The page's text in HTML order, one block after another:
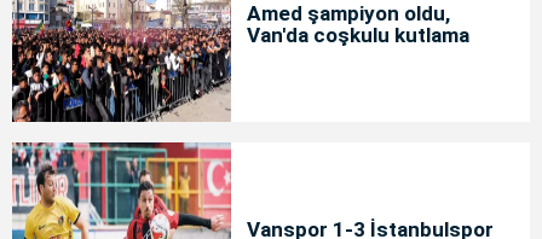
Amed şampiyon oldu,
Van'da coşkulu kutlama
Vanspor 1-3 İstanbulspor